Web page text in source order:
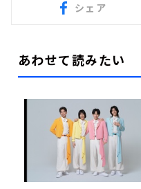
シェア
あわせて読みたい